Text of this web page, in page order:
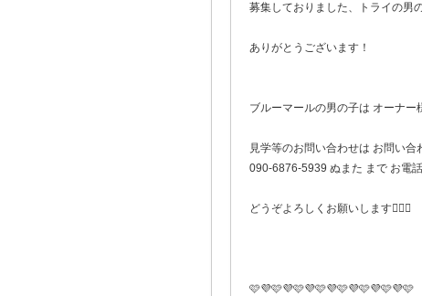
募集しておりました、トライの
ありがとうございます！
ブルーマールの男の子は オーナー
見学等のお問い合わせは お問い合
090-6876-5939 ぬまた まで お電
どうぞよろしくお願いします🙇🏻‍♀️
🩷💜🩷💜🩷💜🩷💜🩷💜🩷💜🩷💜🩷